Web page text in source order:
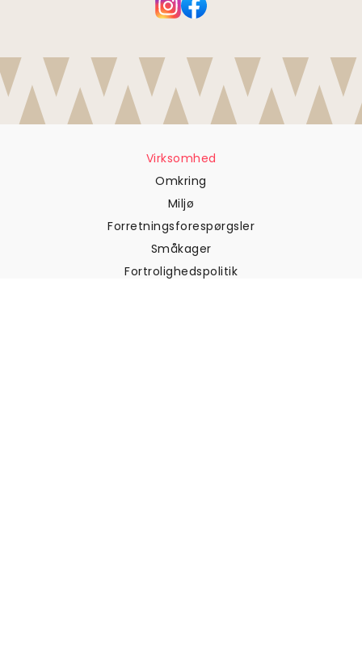
Virksomhed
Omkring
Miljø
Forretningsforespørgsler
Småkager
Fortrolighedspolitik